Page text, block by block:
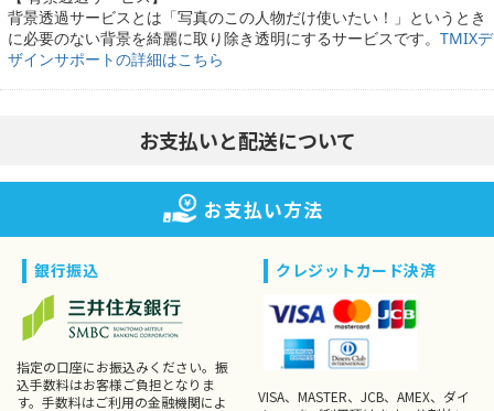
背景透過サービスとは「写真のこの人物だけ使いたい！」というとき
に必要のない背景を綺麗に取り除き透明にするサービスです。 TMIXデ
ザインサポートの詳細はこちら
お支払いと配送について
お支払い方法
銀行振込
指定の口座にお振込みください。振
込手数料はお客様ご負担となりま
す。手数料はご利用の金融機関によ
クレジットカード決済
VISA、MASTER、JCB、AMEX、ダイ